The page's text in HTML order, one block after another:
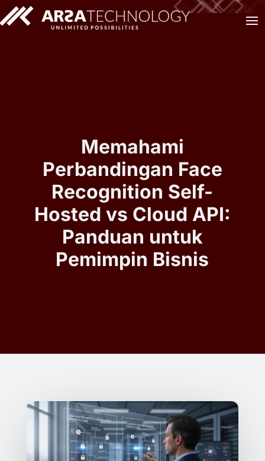
Memahami
Perbandingan Face
Recognition Self-
Hosted vs Cloud API:
Panduan untuk
Pemimpin Bisnis